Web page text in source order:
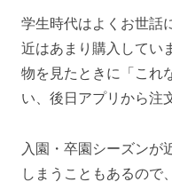
学生時代はよくお世話
近はあまり購入してい
物を見たときに「これ
い、後日アプリから注
入園・卒園シーズンが
しまうこともあるので